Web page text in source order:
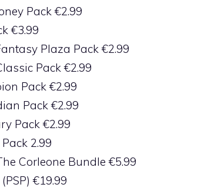
Pack €2.99
€3.99
Plaza Pack €2.99
Pack €2.99
Pack €2.99
Pack €2.99
Pack €2.99
2.99
Corleone Bundle €5.99
€19.99